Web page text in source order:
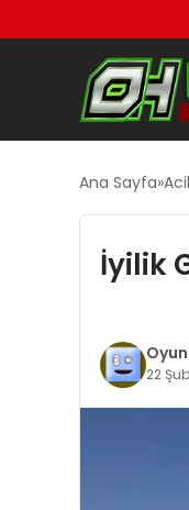
Ana Sayfa
İyilik
22